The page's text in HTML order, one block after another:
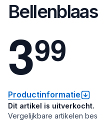
399
Productinformatie
Dit artikel is uitverkocht.
Vergelijkbare artikelen